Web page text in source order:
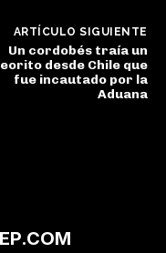
ARTÍCULO SIGUIENTE
Un cordobés traía un
desde Chile que
fue incautado por la
Aduana